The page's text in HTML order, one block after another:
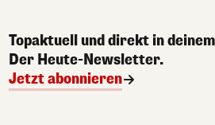
Topaktuell und direkt in
Der Heute-Newsletter.
Jetzt abonnieren